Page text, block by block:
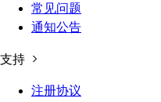
常见问题
通知公告
支持
注册协议